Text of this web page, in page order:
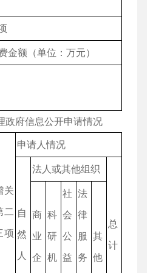
金额（单位：万元）
政府信息公开申请情况
关
二
项
申请人情况
自
然
人
法人或其他组织
总
计
商
业
企
科
研
机
社
会
公
益
法
律
服
务
其
他